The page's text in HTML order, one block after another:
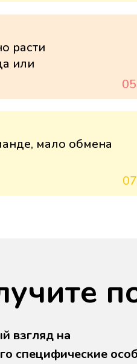
мало обмена
расти
или
взгляд на
специфические